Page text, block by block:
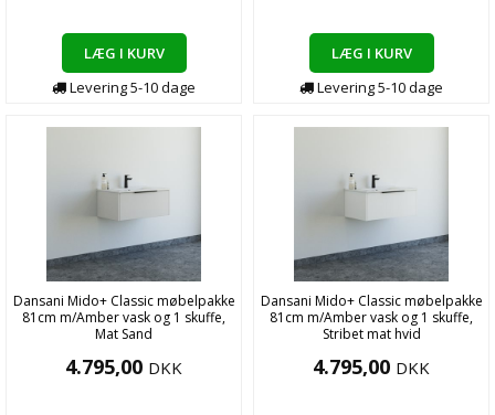
LÆG I KURV
Levering5-10dage
LÆG I KURV
Levering5-10dage
Dansani Mido+ Classic møbelpakke
81cm m/Amber vask og 1 skuffe,
Mat Sand
4.795,00 DKK
Dansani Mido+ Classic møbelpakke
81cm m/Amber vask og 1 skuffe,
Stribet mat hvid
4.795,00 DKK